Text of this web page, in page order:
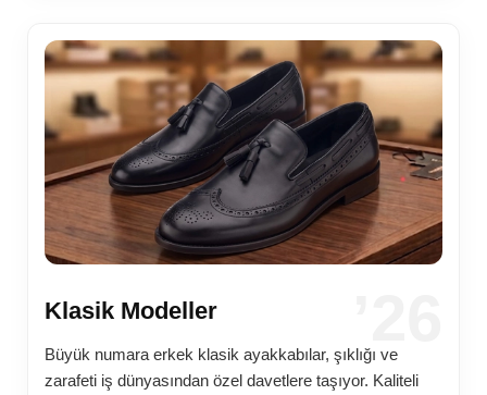
Klasik Modeller
Büyük numara erkek klasik ayakkabılar, şıklığı ve
zarafeti iş dünyasından özel davetlere taşıyor. Kaliteli